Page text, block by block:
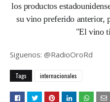
los productos
su vino preferido anterior,
"El vino
Siguenos: @RadioOroRd
Tags internacionales